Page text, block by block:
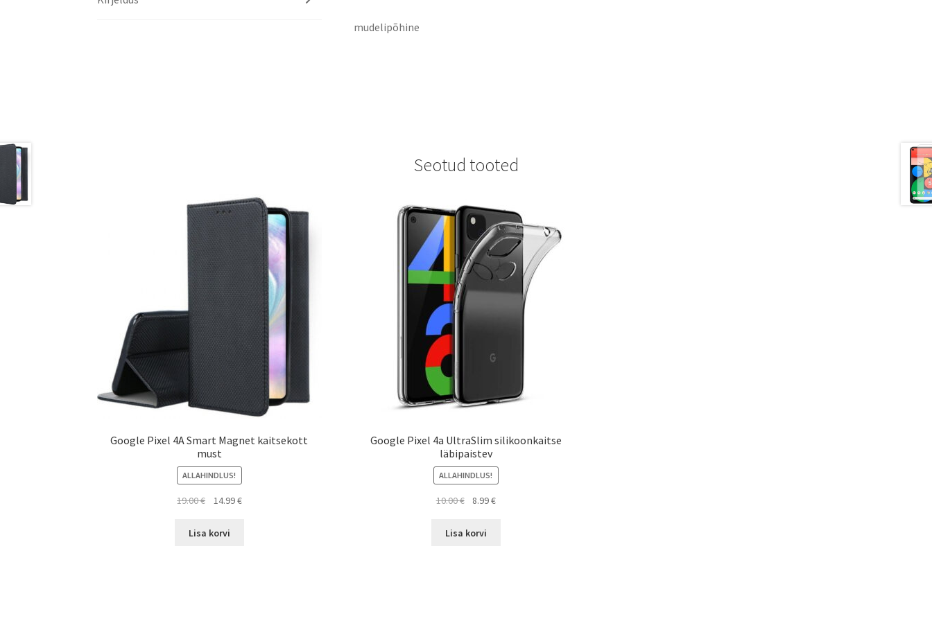
mudelipõhine
Seotud tooted
Google Pixel 4A Smart Magnet kaitsekott
must
ALLAHINDLUS!
19.00€
Algne
oli:
14.99€Current
Lisa korvi
Google Pixel 4a UltraSlim silikoonkaitse
läbipaistev
ALLAHINDLUS!
10.00€
Algne
oli:
8.99€Current
Lisa korvi